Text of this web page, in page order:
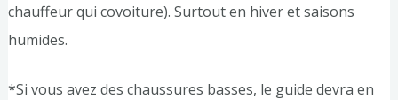
chauffeur qui covoiture). Surtout en hiver et saisons
humides.
*Si vous avez des chaussures basses, le guide devra en